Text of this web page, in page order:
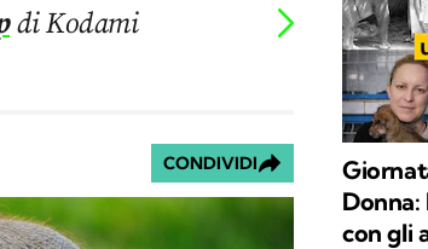
di Kodami
CONDIVIDI
Donna:
con gli